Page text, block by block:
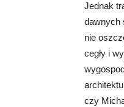
Jednak
dawnych
nie
cegły i
czy